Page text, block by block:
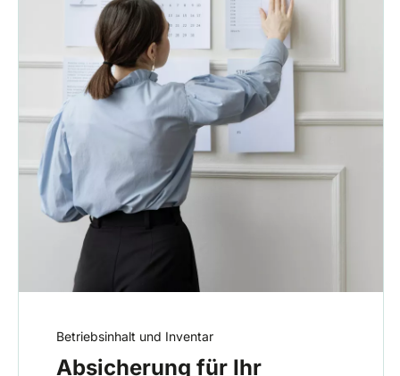
Betriebsinhalt und Inventar
Absicherung für Ihr